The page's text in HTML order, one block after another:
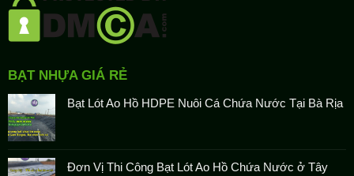
BẠT NHỰA GIÁ RẺ
Bạt Lót Ao Hồ HDPE Nuôi Cá Chứa Nước Tại Bà Rịa
Đơn Vị Thi Công Bạt Lót Ao Hồ Chứa Nước ở Tây